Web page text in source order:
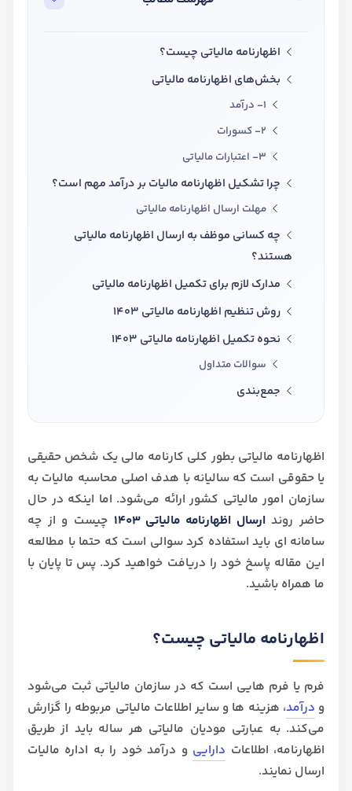
اظهارنامه مالیاتی چیست؟
بخش‌های اظهارنامه مالیاتی
1- درآمد
2- کسورات
3- اعتبارات مالیاتی
چرا تشکیل اظهارنامه مالیات بر درآمد مهم است؟
مهلت ارسال اظهارنامه مالیاتی
چه کسانی موظف به ارسال اظهارنامه مالیاتی
هستند؟
مدارک لازم برای تکمیل اظهارنامه مالیاتی
روش تنظیم اظهارنامه مالیاتی 1403
نحوه تکمیل اظهارنامه مالیاتی 1403
سوالات متداول
جمع‌بندی
اظهارنامه مالیاتی بطور کلی کارنامه مالی یک شخص حقیقی
یا حقوقی است که سالیانه با هدف اصلی محاسبه مالیات به
سازمان امور مالیاتی کشور ارائه می‌شود. اما اینکه در حال
حاضر روندارسال اظهارنامه مالیاتی 1403
چیست و از چه
سامانه ای باید استفاده کرد سوالی است که حتما با مطالعه
این مقاله پاسخ خود را دریافت خواهید کرد. پس تا پایان با
ما همراه باشید.
اظهارنامه مالیاتی چیست؟
فرم یا فرم هایی است که در سازمان مالیاتی ثبت می‌شود
و درآمد، هزینه ها و سایر اطلاعات مالیاتی مربوطه را گزارش
می‌کند. به عبارتی مودیان مالیاتی هر ساله باید از طریق
اظهارنامه، اطلاعات دارایی و درآمد خود را به اداره مالیات
ارسال نمایند.
تدریس
ارتقا به حسابدار حرفه ای